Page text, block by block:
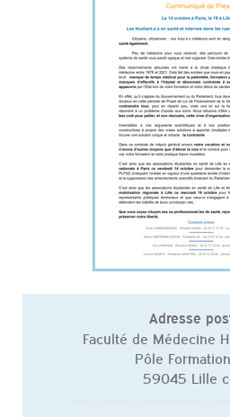
Adresse
Faculté de Médecine
Pôle
59045 Lille